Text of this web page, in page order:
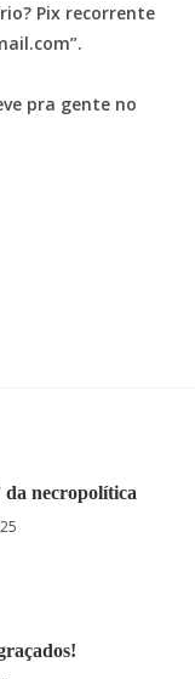
Pix recorrente
pra gente no
da necropolítica